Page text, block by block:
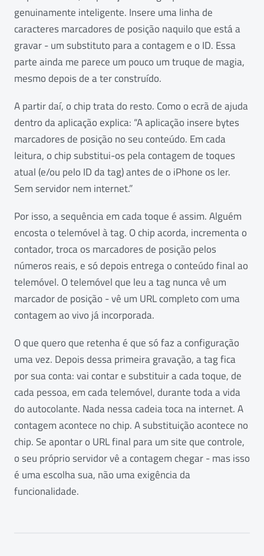
genuinamente inteligente. Insere uma linha de
caracteres marcadores de posição naquilo que está a
gravar - um substituto para a contagem e o ID. Essa
parte ainda me parece um pouco um truque de magia,
mesmo depois de a ter construído.
A partir daí, o chip trata do resto. Como o ecrã de ajuda
dentro da aplicação explica: “A aplicação insere bytes
marcadores de posição no seu conteúdo. Em cada
leitura, o chip substitui-os pela contagem de toques
atual (e/ou pelo ID da tag) antes de o iPhone os ler.
Sem servidor nem internet.”
Por isso, a sequência em cada toque é assim. Alguém
encosta o telemóvel à tag. O chip acorda, incrementa o
contador, troca os marcadores de posição pelos
números reais, e só depois entrega o conteúdo final ao
telemóvel. O telemóvel que leu a tag nunca vê um
marcador de posição - vê um URL completo com uma
contagem ao vivo já incorporada.
O que quero que retenha é que só faz a configuração
uma vez. Depois dessa primeira gravação, a tag fica
por sua conta: vai contar e substituir a cada toque, de
cada pessoa, em cada telemóvel, durante toda a vida
do autocolante. Nada nessa cadeia toca na internet. A
contagem acontece no chip. A substituição acontece no
chip. Se apontar o URL final para um site que controle,
o seu próprio servidor vê a contagem chegar - mas isso
é uma escolha sua, não uma exigência da
funcionalidade.